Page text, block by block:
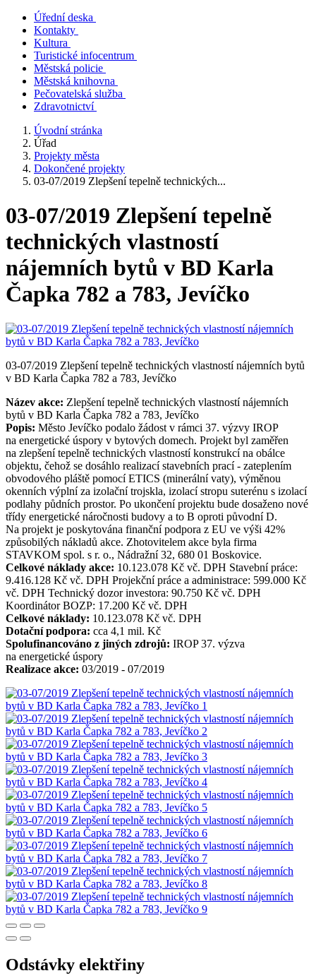
Úřední deska
Kontakty
Kultura
Turistické infocentrum
Městská policie
Městská knihovna
Pečovatelská služba
Zdravotnictví
Úvodní stránka
Úřad
Projekty města
Dokončené projekty
03-07/2019 Zlepšení tepelně technických...
03-07/2019 Zlepšení tepelně
technických vlastností
nájemních bytů v BD Karla
Čapka 782 a 783, Jevíčko
03-07/2019 Zlepšení tepelně technických vlastností nájemních bytů
v BD Karla Čapka 782 a 783, Jevíčko
Název akce: Zlepšení tepelně technických vlastností nájemních
bytů v BD Karla Čapka 782 a 783, Jevíčko
Popis: Město Jevíčko podalo žádost v rámci 37. výzvy IROP
na energetické úspory v bytových domech. Projekt byl zaměřen
na zlepšení tepelně technických vlastností konstrukcí na obálce
objektu, čehož se dosáhlo realizací stavebních prací - zateplením
obvodového pláště pomocí ETICS (minerální vaty), výměnou
okenních výplní za izolační trojskla, izolací stropu suterénu s izolací
podlahy půdních prostor. Po ukončení projektu bude dosaženo nové
třídy energetické náročnosti budovy a to B oproti původní D.
Na projekt je poskytována finanční podpora z EU ve výši 42%
způsobilých nákladů akce. Zhotovitelem akce byla firma
STAVKOM spol. s r. o., Nádražní 32, 680 01 Boskovice.
Celkové náklady akce: 10.123.078 Kč vč. DPH Stavební práce:
9.416.128 Kč vč. DPH Projekční práce a administrace: 599.000 Kč
vč. DPH Technický dozor investora: 90.750 Kč vč. DPH
Koordinátor BOZP: 17.200 Kč vč. DPH
Celkové náklady: 10.123.078 Kč vč. DPH
Dotační podpora: cca 4,1 mil. Kč
Spolufinancováno z jiných zdrojů: IROP 37. výzva
na energetické úspory
Realizace akce: 03/2019 - 07/2019
Odstávky elektřiny